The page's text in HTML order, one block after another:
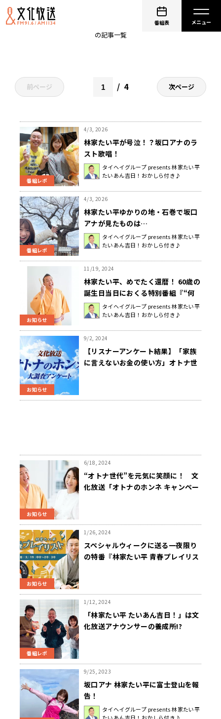
番組表
の記事一覧
前ページ 4 次ページ
番組レポ
4/3, 2026
林家たい平が号泣！？坂口アナのラ
スト歌唱！
タイヘイグループ presents 林家たい平
たいあん吉日！おかしら付き♪
番組レポ
4/3, 2026
林家たい平ゆかりの地・石巻で坂口
アナが見たものは…
タイヘイグループ presents 林家たい平
たいあん吉日！おかしら付き♪
お知らせ
11/19, 2024
林家たい平、めでたく還暦！ 60歳の
誕生日当日におくる特別番組『“何
かあったのか？”「還暦スペシャル」
林家たい平～ホンネで語れる 60歳
タイヘイグループ presents 林家たい平
たいあん吉日！おかしら付き♪
お知らせ
9/2, 2024
【リスナーアンケート結果】「家族
に言えないお金の使い方」オトナ世
お知らせ
6/18, 2024
“オトナ世代”を元気に笑顔に！ 文
化放送「オトナのホンネ キャンペー
お知らせ
1/26, 2024
スペシャルウィークに送る一夜限り
の特番『林家たい平 青春プレイリス
番組レポ
1/12, 2024
「林家たい平 たいあん吉日！」は文
化放送アナウンサーの養成所!?
9/25, 2023
坂口アナ 林家たい平に富士登山を報
告！
タイヘイグループ presents 林家たい平